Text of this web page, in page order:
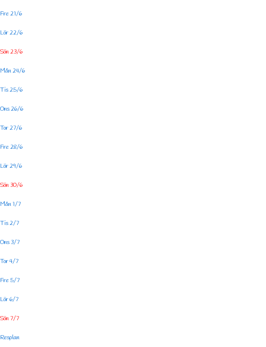
Fre 21/6
Lör 22/6
Sön 23/6
Mån 24/6
Tis 25/6
Ons 26/6
Tor 27/6
Fre 28/6
Lör 29/6
Sön 30/6
Mån 1/7
Tis 2/7
Ons 3/7
Tor 4/7
Fre 5/7
Lör 6/7
Sön 7/7
Resplan